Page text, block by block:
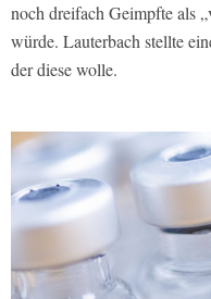
noch dreifach Geimpfte als
würde. Lauterbach stellte
der diese wolle.